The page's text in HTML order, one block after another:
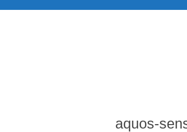
aquos-